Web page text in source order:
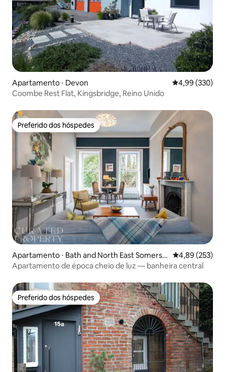
Apartamento ⋅ Devon 4,99 de uma
4,99 (330)
Coombe Rest Flat, Kingsbridge, Reino Unido
Preferido dos hóspedes
Preferido dos hóspedes
Apartamento ⋅ Bath and North East Somerse
t
4,89 de uma
4,89 (253)
Apartamento de época cheio de luz — banheira central
Preferido dos hóspedes
Preferido dos hóspedes